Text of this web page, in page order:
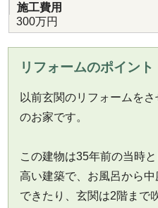
施工費用
300万円
リフォームのポイント
以前玄関のリフォームを
のお家です。
この建物は35年前の当時
高い建築で、お風呂から
できたり、玄関は2階まで